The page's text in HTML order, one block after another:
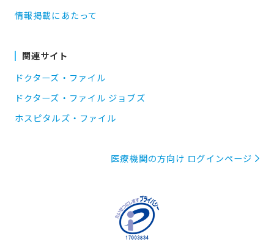
情報掲載にあたって
関連サイト
ドクターズ・ファイル
ドクターズ・ファイル ジョブズ
ホスピタルズ・ファイル
医療機関の方向け ログインページ